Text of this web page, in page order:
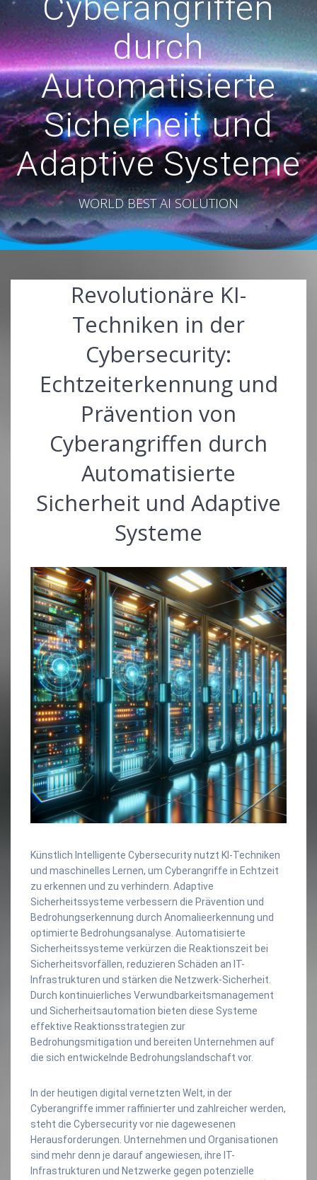
durch
Automatisierte
Sicherheit und
Adaptive Systeme
WORLD BEST AI SOLUTION
Revolutionäre KI-
Techniken in der
Cybersecurity:
Echtzeiterkennung und
Prävention von
Cyberangriffen durch
Automatisierte
Sicherheit und Adaptive
Systeme
Künstlich Intelligente Cybersecurity nutzt KI-Techniken
und maschinelles Lernen, um Cyberangriffe in Echtzeit
zu erkennen und zu verhindern. Adaptive
Sicherheitssysteme verbessern die Prävention und
Bedrohungserkennung durch Anomalieerkennung und
optimierte Bedrohungsanalyse. Automatisierte
Sicherheitssysteme verkürzen die Reaktionszeit bei
Sicherheitsvorfällen, reduzieren Schäden an IT-
Infrastrukturen und stärken die Netzwerk-Sicherheit.
Durch kontinuierliches Verwundbarkeitsmanagement
und Sicherheitsautomation bieten diese Systeme
effektive Reaktionsstrategien zur
Bedrohungsmitigation und bereiten Unternehmen auf
die sich entwickelnde Bedrohungslandschaft vor.
In der heutigen digital vernetzten Welt, in der
Cyberangriffe immer raffinierter und zahlreicher werden,
steht die Cybersecurity vor nie dagewesenen
Herausforderungen. Unternehmen und Organisationen
sind mehr denn je darauf angewiesen, ihre IT-
Infrastrukturen und Netzwerke gegen potenzielle